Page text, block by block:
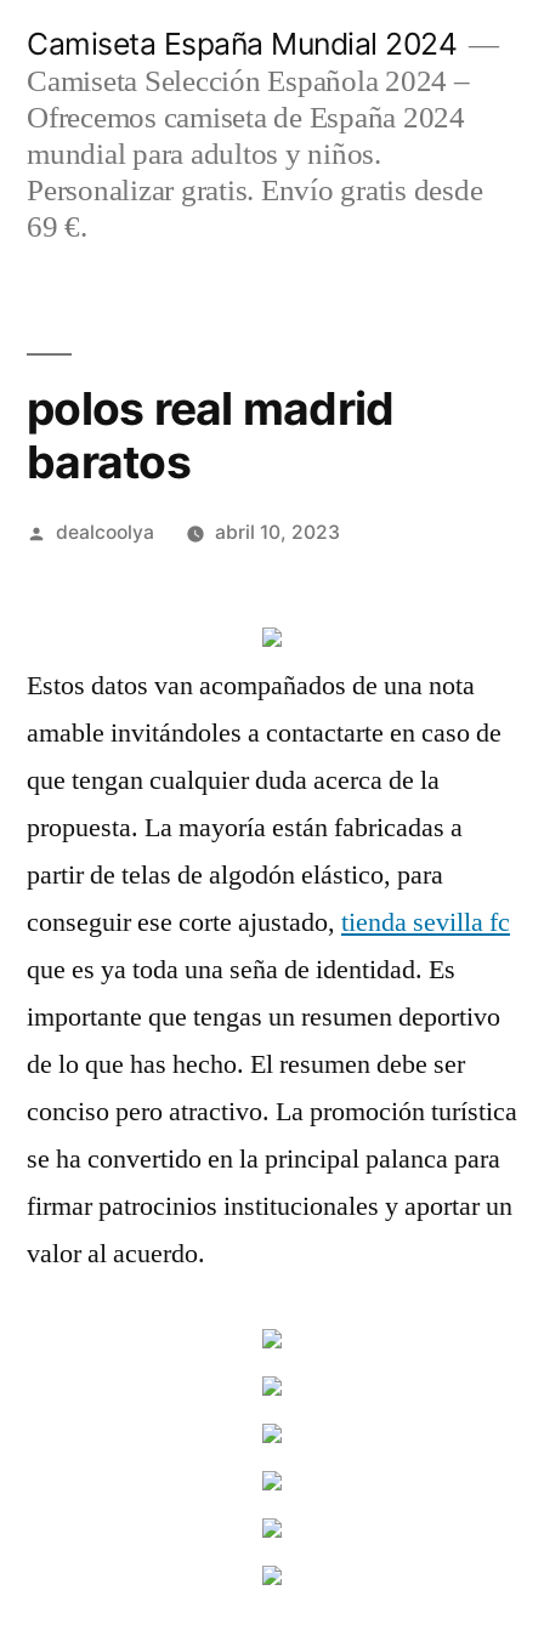
contenido
Camiseta España Mundial 2024
Camiseta Selección Española 2024 –
Ofrecemos camiseta de España 2024
mundial para adultos y niños.
Personalizar gratis. Envío gratis desde
69 €.
polos real madrid
baratos
Publicado
dealcoolya abril 10, 2023
Estos datos van acompañados de una nota
amable invitándoles a contactarte en caso de
que tengan cualquier duda acerca de la
propuesta. La mayoría están fabricadas a
partir de telas de algodón elástico, para
conseguir ese corte ajustado, tienda sevilla fc
que es ya toda una seña de identidad. Es
importante que tengas un resumen deportivo
de lo que has hecho. El resumen debe ser
conciso pero atractivo. La promoción turística
se ha convertido en la principal palanca para
firmar patrocinios institucionales y aportar un
valor al acuerdo.